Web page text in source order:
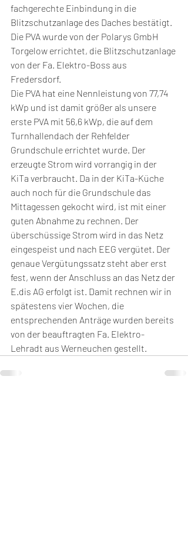
fachgerechte Einbindung in die
Blitzschutzanlage des Daches bestätigt.
Die PVA wurde von der Polarys GmbH
Torgelow errichtet, die Blitzschutzanlage
von der Fa. Elektro-Boss aus
Fredersdorf.
Die PVA hat eine Nennleistung von 77,74
kWp und ist damit größer als unsere
erste PVA mit 56,6 kWp, die auf dem
Turnhallendach der Rehfelder
Grundschule errichtet wurde. Der
erzeugte Strom wird vorrangig in der
KiTa verbraucht. Da in der KiTa-Küche
auch noch für die Grundschule das
Mittagessen gekocht wird, ist mit einer
guten Abnahme zu rechnen. Der
überschüssige Strom wird in das Netz
eingespeist und nach EEG vergütet. Der
genaue Vergütungssatz steht aber erst
fest, wenn der Anschluss an das Netz der
E.dis AG erfolgt ist. Damit rechnen wir in
spätestens vier Wochen, die
entsprechenden Anträge wurden bereits
von der beauftragten Fa. Elektro-
Lehradt aus Werneuchen gestellt.